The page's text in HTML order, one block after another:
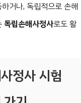
거나, 독립적으로 손해
독립손해사정사로도 활
정사 시험